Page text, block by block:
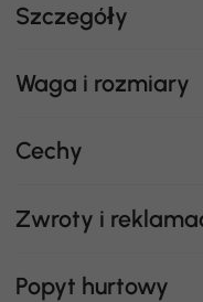
Szczegóły
Waga i rozmiary
Cechy
Zwroty i
Popyt hurtowy